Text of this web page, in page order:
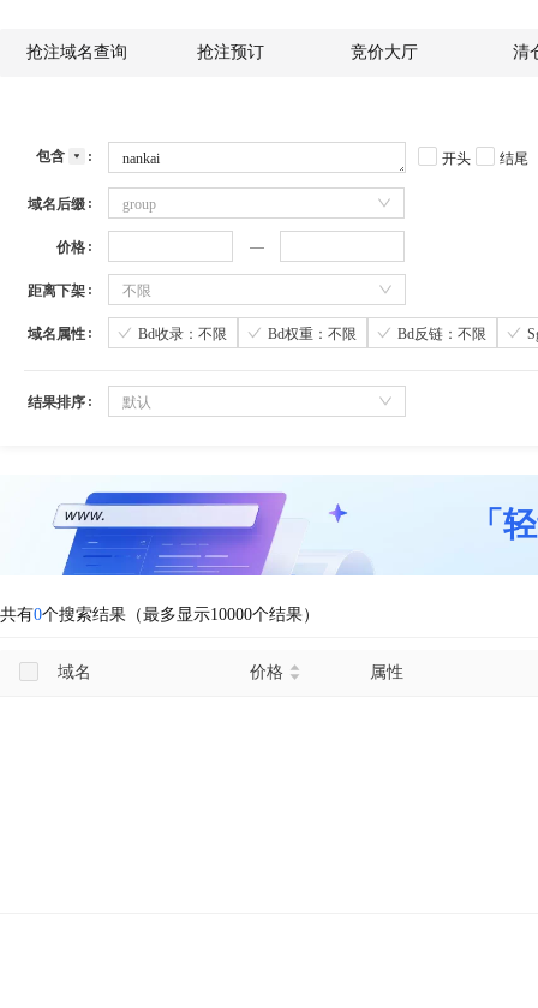
抢注域名查询 抢注预订 竞价大厅 清
包含 开头 结尾
域名后缀 group
价格
距离下架 不限
域名属性 Bd收录：不限 Bd权重：不限 Bd反链：不限
结果排序 默认
「
共有0个搜索结果（最多显示10000个结果）
域名 价格 属性